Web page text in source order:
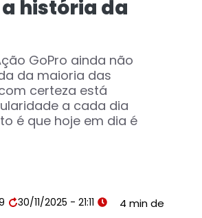
história da
GoPro ainda não
da maioria das
certeza está
a cada dia
é que hoje em dia é
30/11/2025 - 21:11